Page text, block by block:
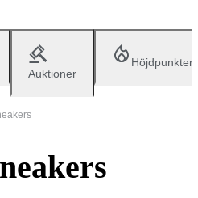
Auktioner
Höjdpunkter